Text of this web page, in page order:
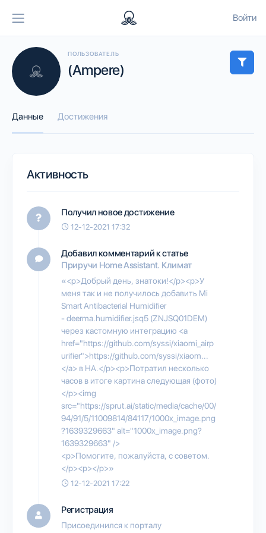
Войти
ПОЛЬЗОВАТЕЛЬ
(Ampere)
Данные Достижения
Активность
Получил новое достижение
12-12-2021 17:32
Добавил комментарий к статье
Приручи Home Assistant. Климат
«<p>Добрый день, знатоки!</p><p>У
меня так и не получилось добавить Mi
Smart Antibacterial Humidifier
- deerma.humidifier.jsq5 (ZNJSQ01DEM)
через кастомную интеграцию <a
href="https://github.com/syssi/xiaomi_airp
urifier">https://github.com/syssi/xiaom...
</a> в HA.</p><p>Потратил несколько
часов в итоге картина следующая (фото)
</p><img
src="https://sprut.ai/static/media/cache/00/
94/91/5/11009814/84117/1000x_image.png
?1639329663" alt="1000x_image.png?
1639329663" />
<p>Помогите, пожалуйста, с советом.
</p><p></p>»
12-12-2021 17:22
Регистрация
Присоединился к порталу